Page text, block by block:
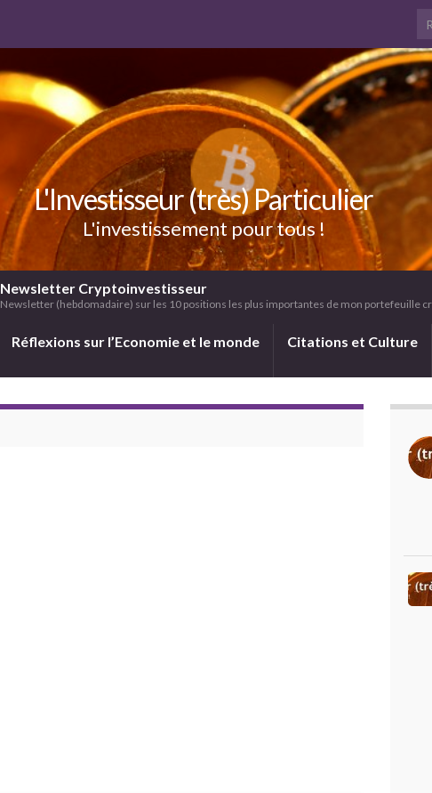
L'Investisseur (très) Particulier
L'investissement pour tous !
Newsletter Cryptoinvestisseur
Newsletter (hebdomadaire) sur les 10 positions les plus importantes de mon portefeuille
Réflexions sur l’Economie et le monde Citations et Culture